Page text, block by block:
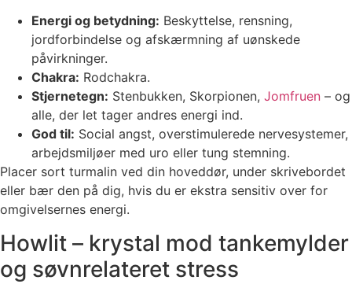
Energi og betydning: Beskyttelse, rensning,
jordforbindelse og afskærmning af uønskede
påvirkninger.
Chakra: Rodchakra.
Stjernetegn: Stenbukken, Skorpionen, Jomfruen – og
alle, der let tager andres energi ind.
God til: Social angst, overstimulerede nervesystemer,
arbejdsmiljøer med uro eller tung stemning.
Placer sort turmalin ved din hoveddør, under skrivebordet
eller bær den på dig, hvis du er ekstra sensitiv over for
omgivelsernes energi.
Howlit – krystal mod tankemylder
og søvnrelateret stress